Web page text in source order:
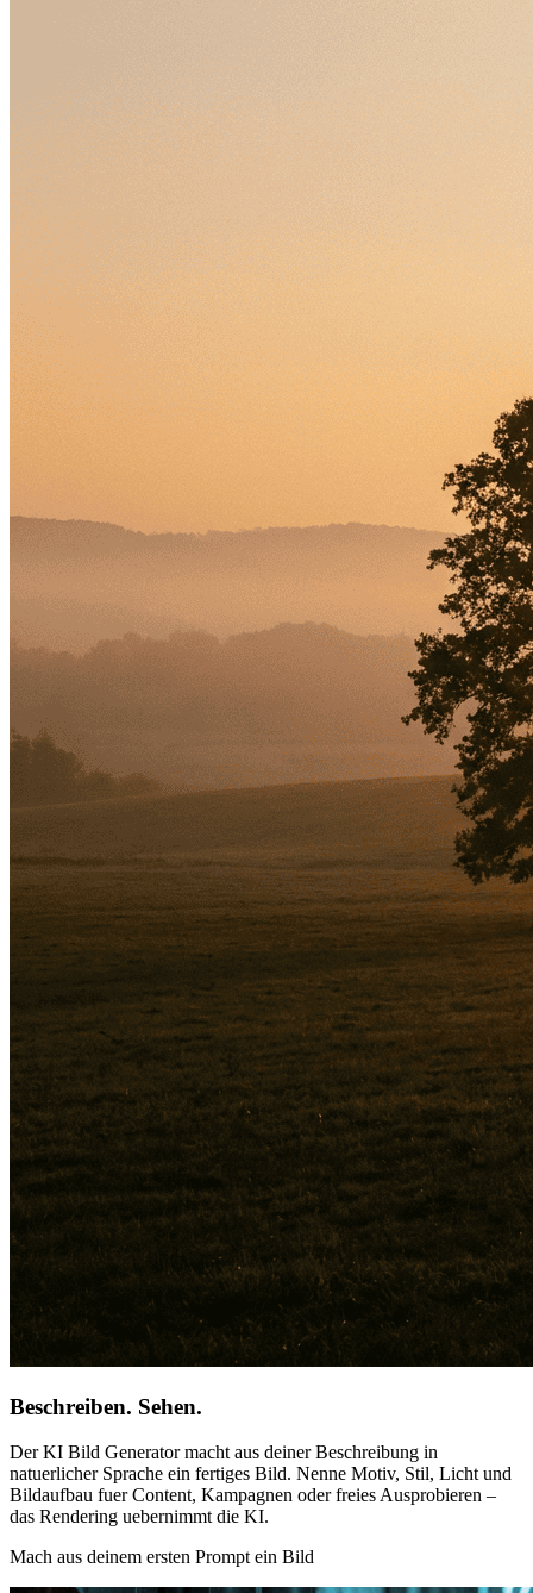
Beschreiben. Sehen.
Der KI Bild Generator macht aus deiner Beschreibung in
natuerlicher Sprache ein fertiges Bild. Nenne Motiv, Stil, Licht und
Bildaufbau fuer Content, Kampagnen oder freies Ausprobieren –
das Rendering uebernimmt die KI.
Mach aus deinem ersten Prompt ein Bild